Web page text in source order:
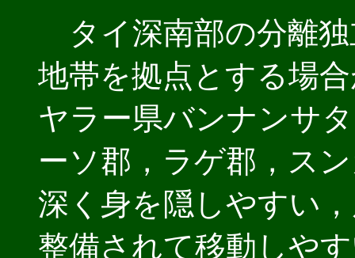
タイ深南部の分離独
地帯を拠点とする場
ヤラー県バンナンサ
ーソ郡，ラゲ郡，ス
深く身を隠しやすい
整備されて移動しや